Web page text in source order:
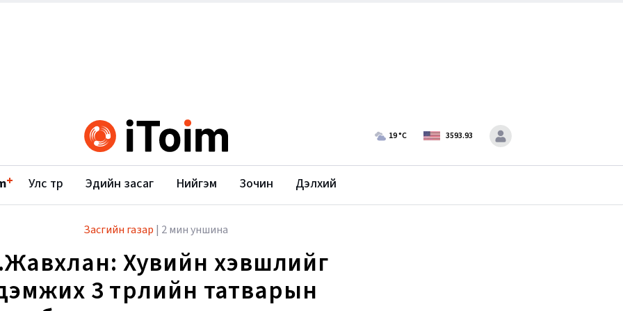
19°C 3593.93
+ Улс төр Эдийн засаг Нийгэм Зочин Дэлхий
Засгийн газар | 2 мин уншина
Хувийн хэвшлийг
3 төрлийн татварын